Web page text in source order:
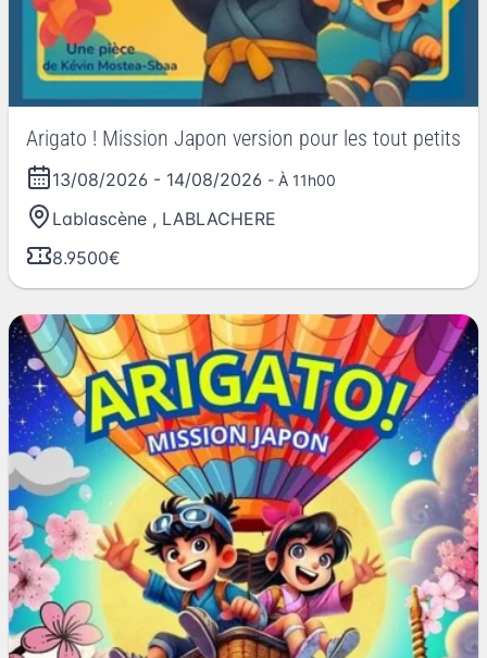
Arigato ! Mission Japon version pour les tout petits
13/08/2026 - 14/08/2026 - À 11h00
Lablascène , LABLACHERE
8.9500€